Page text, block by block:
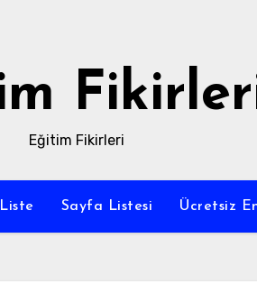
Eğitim Fikirleri
Liste Sayfa Listesi Ücretsiz